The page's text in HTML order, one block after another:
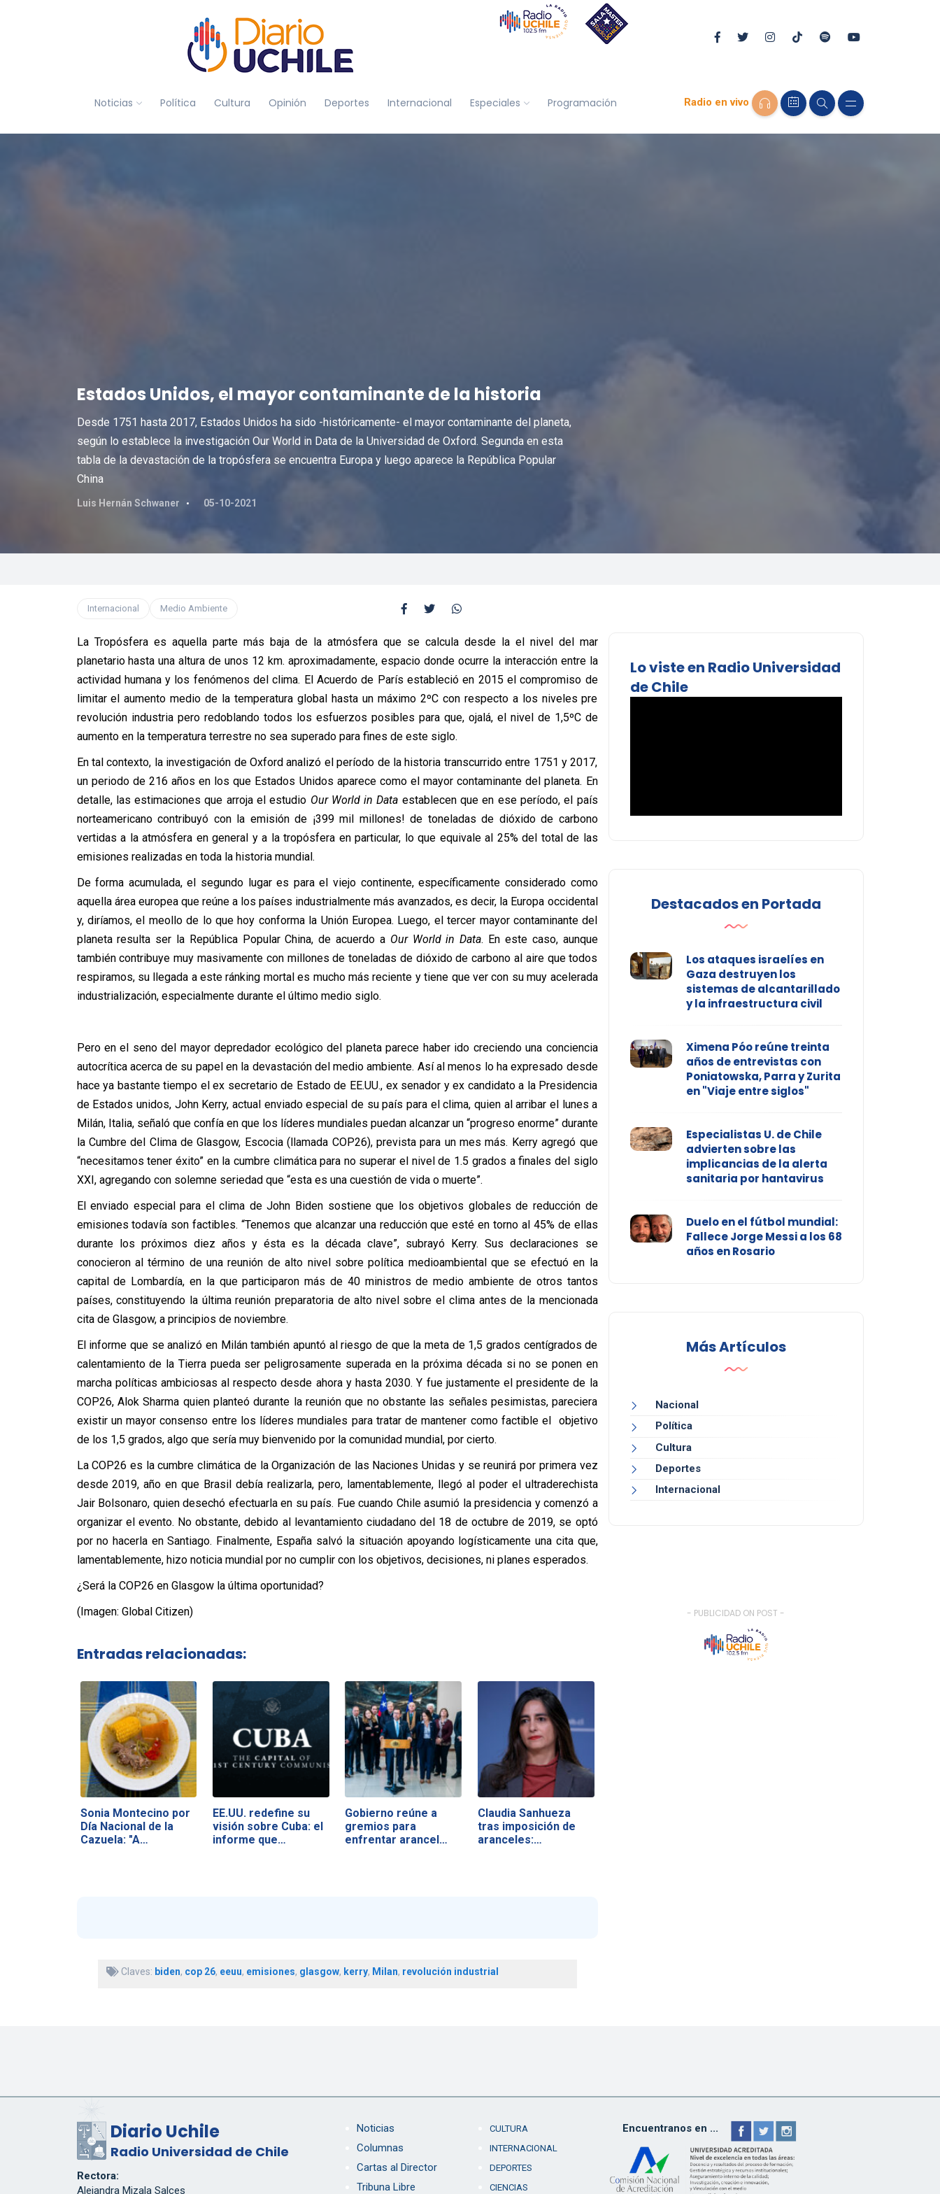
Noticias Política Cultura Opinión Deportes Internacional Especiales Programación Radio en vivo
Estados Unidos, el mayor contaminante de la historia
Desde 1751 hasta 2017, Estados Unidos ha sido -históricamente- el mayor contaminante del planeta,
según lo establece la investigación Our World in Data de la Universidad de Oxford. Segunda en esta
tabla de la devastación de la tropósfera se encuentra Europa y luego aparece la República Popular
China
Luis Hernán Schwaner 05-10-2021
Internacional Medio Ambiente
La Tropósfera es aquella parte más baja de la atmósfera que se calcula desde la el nivel del mar
planetario hasta una altura de unos 12 km. aproximadamente, espacio donde ocurre la interacción entre la
actividad humana y los fenómenos del clima. El Acuerdo de París estableció en 2015 el compromiso de
limitar el aumento medio de la temperatura global hasta un máximo 2ºC con respecto a los niveles pre
revolución industria pero redoblando todos los esfuerzos posibles para que, ojalá, el nivel de 1,5ºC de
aumento en la temperatura terrestre no sea superado para fines de este siglo.
En tal contexto, la investigación de Oxford analizó el período de la historia transcurrido entre 1751 y 2017,
un periodo de 216 años en los que Estados Unidos aparece como el mayor contaminante del planeta. En
detalle, las estimaciones que arroja el estudio Our World in Data establecen que en ese período, el país
norteamericano contribuyó con la emisión de ¡399 mil millones! de toneladas de dióxido de carbono
vertidas a la atmósfera en general y a la tropósfera en particular, lo que equivale al 25% del total de las
emisiones realizadas en toda la historia mundial.
De forma acumulada, el segundo lugar es para el viejo continente, específicamente considerado como
aquella área europea que reúne a los países industrialmente más avanzados, es decir, la Europa occidental
y, diríamos, el meollo de lo que hoy conforma la Unión Europea. Luego, el tercer mayor contaminante del
planeta resulta ser la República Popular China, de acuerdo a Our World in Data. En este caso, aunque
también contribuye muy masivamente con millones de toneladas de dióxido de carbono al aire que todos
respiramos, su llegada a este ránking mortal es mucho más reciente y tiene que ver con su muy acelerada
industrialización, especialmente durante el último medio siglo.
Pero en el seno del mayor depredador ecológico del planeta parece haber ido creciendo una conciencia
autocrítica acerca de su papel en la devastación del medio ambiente. Así al menos lo ha expresado desde
hace ya bastante tiempo el ex secretario de Estado de EE.UU., ex senador y ex candidato a la Presidencia
de Estados unidos, John Kerry, actual enviado especial de su país para el clima, quien al arribar el lunes a
Milán, Italia, señaló que confía en que los líderes mundiales puedan alcanzar un “progreso enorme” durante
la Cumbre del Clima de Glasgow, Escocia (llamada COP26), prevista para un mes más. Kerry agregó que
“necesitamos tener éxito” en la cumbre climática para no superar el nivel de 1.5 grados a finales del siglo
XXI, agregando con solemne seriedad que “esta es una cuestión de vida o muerte”.
El enviado especial para el clima de John Biden sostiene que los objetivos globales de reducción de
emisiones todavía son factibles. “Tenemos que alcanzar una reducción que esté en torno al 45% de ellas
durante los próximos diez años y ésta es la década clave”, subrayó Kerry. Sus declaraciones se
conocieron al término de una reunión de alto nivel sobre política medioambiental que se efectuó en la
capital de Lombardía, en la que participaron más de 40 ministros de medio ambiente de otros tantos
países, constituyendo la última reunión preparatoria de alto nivel sobre el clima antes de la mencionada
cita de Glasgow, a principios de noviembre.
El informe que se analizó en Milán también apuntó al riesgo de que la meta de 1,5 grados centígrados de
calentamiento de la Tierra pueda ser peligrosamente superada en la próxima década si no se ponen en
marcha políticas ambiciosas al respecto desde ahora y hasta 2030. Y fue justamente el presidente de la
COP26, Alok Sharma quien planteó durante la reunión que no obstante las señales pesimistas, pareciera
existir un mayor consenso entre los líderes mundiales para tratar de mantener como factible el objetivo
de los 1,5 grados, algo que sería muy bienvenido por la comunidad mundial, por cierto.
La COP26 es la cumbre climática de la Organización de las Naciones Unidas y se reunirá por primera vez
desde 2019, año en que Brasil debía realizarla, pero, lamentablemente, llegó al poder el ultraderechista
Jair Bolsonaro, quien desechó efectuarla en su país. Fue cuando Chile asumió la presidencia y comenzó a
organizar el evento. No obstante, debido al levantamiento ciudadano del 18 de octubre de 2019, se optó
por no hacerla en Santiago. Finalmente, España salvó la situación apoyando logísticamente una cita que,
lamentablemente, hizo noticia mundial por no cumplir con los objetivos, decisiones, ni planes esperados.
¿Será la COP26 en Glasgow la última oportunidad?
(Imagen: Global Citizen)
Entradas relacionadas:
Sonia Montecino por
Día Nacional de la
Cazuela: "A…
EE.UU. redefine su
visión sobre Cuba: el
informe que…
Gobierno reúne a
gremios para
enfrentar arancel
Claudia Sanhueza
tras imposición de
aranceles:…
Claves: biden, cop 26, eeuu, emisiones, glasgow, kerry, Milan, revolución industrial
Lo viste en Radio Universidad
de Chile
Destacados en Portada
Los ataques israelíes en
Gaza destruyen los
sistemas de alcantarillado
y la infraestructura civil
Ximena Póo reúne treinta
años de entrevistas con
Poniatowska, Parra y Zurita
en "Viaje entre siglos"
Especialistas U. de Chile
advierten sobre las
implicancias de la alerta
sanitaria por hantavirus
Duelo en el fútbol mundial:
Fallece Jorge Messi a los 68
años en Rosario
Más Artículos
Nacional
Política
Cultura
Deportes
Internacional
- PUBLICIDAD ON POST -
Diario Uchile
Radio Universidad de Chile
Rectora:
Alejandra Mizala Salces
Noticias
Columnas
Cartas al Director
Tribuna Libre
CULTURA
INTERNACIONAL
DEPORTES
CIENCIAS
Encuentranos en ...